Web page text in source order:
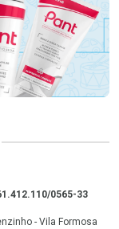
0565-33
- Vila Formosa